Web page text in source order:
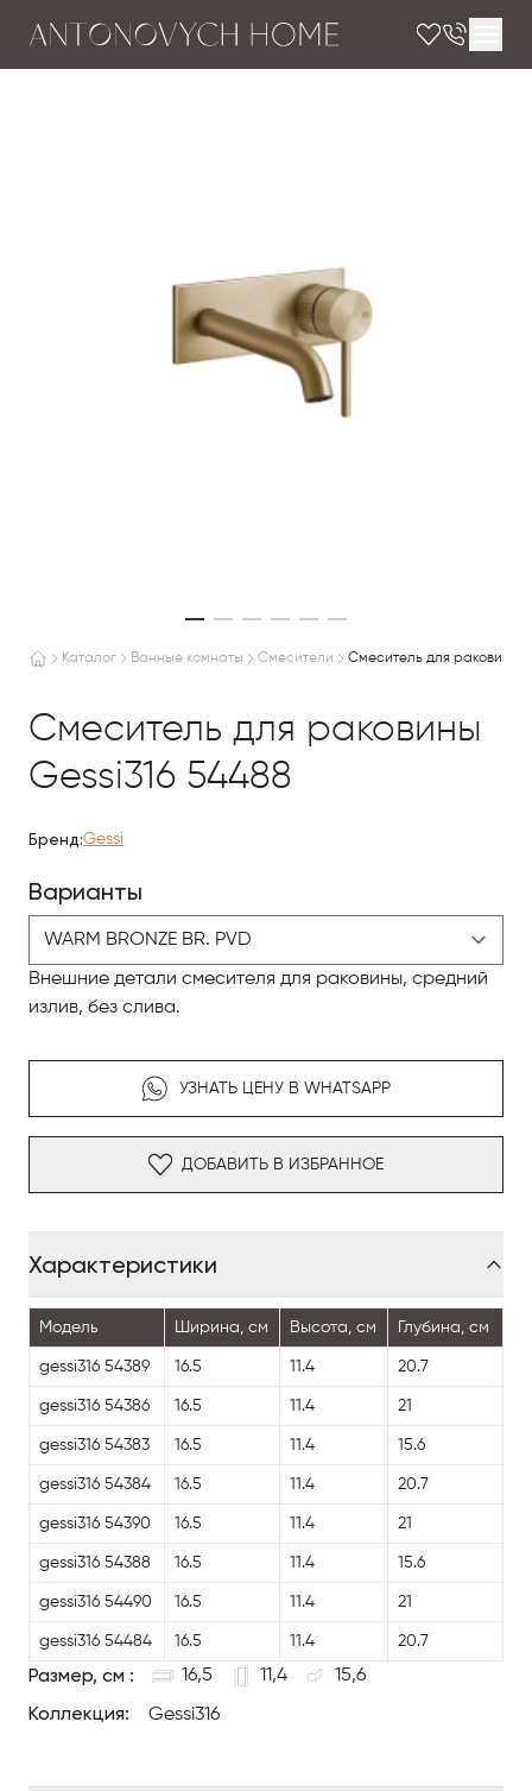
Каталог Ванные комнаты Смесители Смеситель для раковины
Смеситель для раковины
Gessi316 54488
Бренд:Gessi
Варианты
Внешние детали смесителя для раковины, средний
излив, без слива.
УЗНАТЬ ЦЕНУ В WHATSAPP
ДОБАВИТЬ В ИЗБРАННОЕ
Характеристики
Модель Ширина, см Высота, см Глубина, см
gessi316 54389 16.5 11.4 20.7
gessi316 54386 16.5 11.4 21
gessi316 54383 16.5 11.4 15.6
gessi316 54384 16.5 11.4 20.7
gessi316 54390 16.5 11.4 21
gessi316 54388 16.5 11.4 15.6
gessi316 54490 16.5 11.4 21
gessi316 54484 16.5 11.4 20.7
Размер, см : 16,5 11,4 15,6
Коллекция: Gessi316